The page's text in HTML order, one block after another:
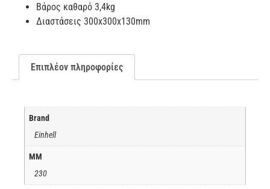
Βάρος καθαρό 3,4kg
Διαστάσεις 300x300x130mm
Επιπλέον πληροφορίες
Brand
Einhell
ΜΜ
230